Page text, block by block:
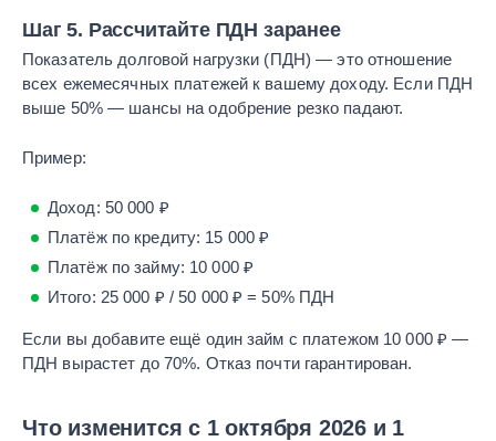
Шаг 5. Рассчитайте ПДН заранее
Показатель долговой нагрузки (ПДН) — это отношение
всех ежемесячных платежей к вашему доходу. Если ПДН
выше 50% — шансы на одобрение резко падают.
Пример:
Доход: 50 000 ₽
Платёж по кредиту: 15 000 ₽
Платёж по займу: 10 000 ₽
Итого: 25 000 ₽ / 50 000 ₽ = 50% ПДН
Если вы добавите ещё один займ с платежом 10 000 ₽ —
ПДН вырастет до 70%. Отказ почти гарантирован.
Что изменится с 1 октября 2026 и 1